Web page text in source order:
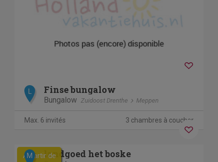
Finse bungalow
Bungalow Zuidoost Drenthe Meppen
Max. 6 invités 3 chambres à coucher
Previous
A partir de
M landgoed het boske